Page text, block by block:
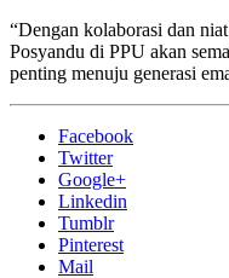
“Dengan kolaborasi dan
Posyandu di PPU akan
penting menuju generasi
Facebook
Twitter
Google+
Linkedin
Tumblr
Pinterest
Mail